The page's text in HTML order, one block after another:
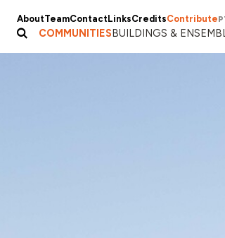
AboutTeamContactLinksCreditsContribute
COMMUNITIESBUILDINGS &